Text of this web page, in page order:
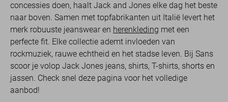
concessies doen, haalt Jack and Jones elke dag het beste
naar boven. Samen met topfabrikanten uit Italië levert het
merk robuuste jeanswear en herenkleding met een
perfecte fit. Elke collectie ademt invloeden van
rockmuziek, rauwe echtheid en het stadse leven. Bij Sans
scoor je volop Jack Jones jeans, shirts, T-shirts, shorts en
jassen. Check snel deze pagina voor het volledige
aanbod!